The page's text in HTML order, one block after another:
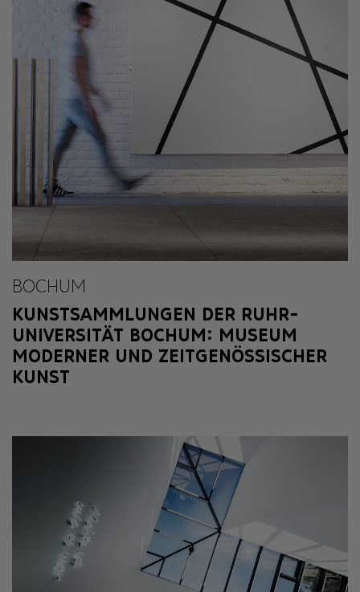
BOCHUM
KUNSTSAMMLUNGEN DER RUHR-
UNIVERSITÄT BOCHUM: MUSEUM
MODERNER UND ZEITGENÖSSISCHER
KUNST